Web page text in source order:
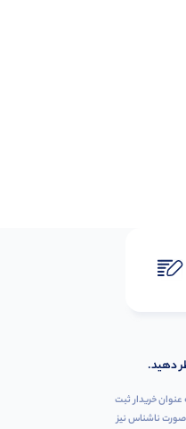
دهید.
عنوان خریدار ثبت
ناشناس نیز